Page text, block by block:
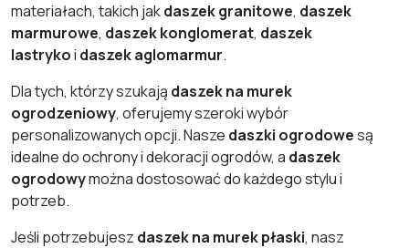
materiałach, takich jakdaszek granitowe, daszek
marmurowe, daszek konglomerat, daszek
lastrykoi daszek aglomarmur.
Dla tych, którzy szukają daszek na murek
ogrodzeniowy, oferujemy szeroki wybór
personalizowanych opcji. Nasze daszki ogrodowesą
idealne do ochrony i dekoracji ogrodów, a daszek
ogrodowymożna dostosować do każdego stylu i
potrzeb.
Jeśli potrzebujesz daszek na murek płaski, nasz